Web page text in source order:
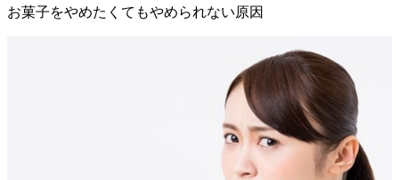
お菓子をやめたくてもやめられない原因